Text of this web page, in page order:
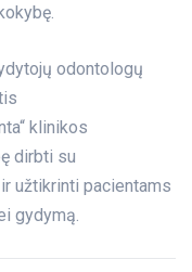
odontologų
klinikos
dirbti su
užtikrinti pacientams
gydymą.